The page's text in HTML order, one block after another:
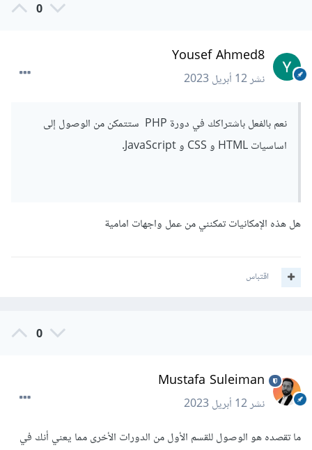
0
Yousef Ahmed8
نشر12 أبريل 2023
نعم بالفعل باشتراكك في دورة PHP ستتمكن من الوصول إلى
اساسيات HTML و CSS و JavaScript.
هل هذه الإمكانيات تمكنني من عمل واجهات امامية
اقتباس
0
Mustafa Suleiman
نشر12 أبريل 2023
ما تقصده هو الوصول للقسم الأول من الدورات الأخرى مما يعني أنك في